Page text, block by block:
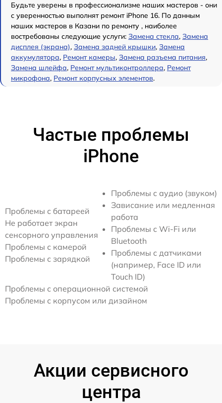
Будьте уверены в профессионализме наших мастеров - они
с уверенностью выполнят ремонт iPhone 16. По данным
наших мастеров в Казани по ремонту , наиболее
востребованы следующие услуги: Замена стекла, Замена
дисплея (экрана), Замена задней крышки, Замена
аккумулятора, Ремонт камеры, Замена разъема питания,
Замена шлейфа, Ремонт мультиконтроллера, Ремонт
микрофона, Ремонт корпусных элементов.
Частые проблемы
iPhone
Проблемы с батареей
Не работает экран
сенсорного управления
Проблемы с камерой
Проблемы с зарядкой
Проблемы с аудио (звуком)
Зависание или медленная
работа
Проблемы с Wi-Fi или
Bluetooth
Проблемы с датчиками
(например, Face ID или
Touch ID)
Проблемы с операционной системой
Проблемы с корпусом или дизайном
Акции сервисного
центра